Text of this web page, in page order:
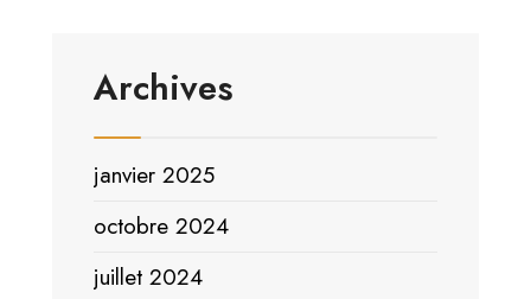
Archives
janvier 2025
octobre 2024
juillet 2024